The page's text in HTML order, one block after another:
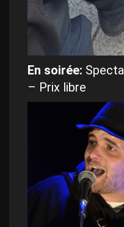
En soirée:
– Prix libre